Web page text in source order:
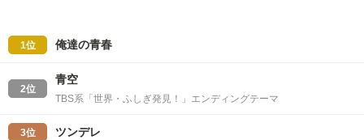
1位 俺達の青春
2位
青空
TBS系「世界・ふしぎ発見！」エンディングテーマ
3位 ツンデレ